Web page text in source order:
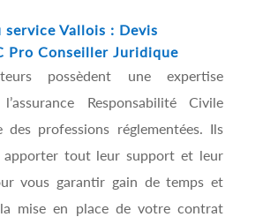
service Vallois : Devis
Pro Conseiller Juridique
possèdent une expertise
Responsabilité Civile
des professions réglementées. Ils
apporter tout leur support et leur
vous garantir gain de temps et
mise en place de votre contrat